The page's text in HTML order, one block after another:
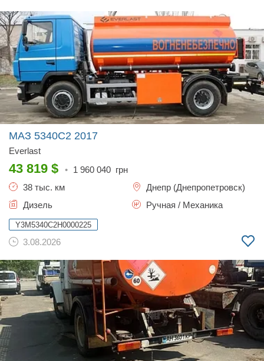
МАЗ 5340C2 2017
Everlast
43 819 $ • 1 960 040 грн
38 тыс. км
Днепр (Днепропетровск)
Дизель
Ручная / Механика
Y3M5340C2H0000225
3.08.2026